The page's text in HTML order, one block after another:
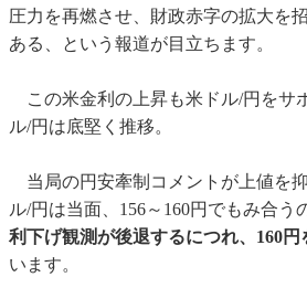
圧力を再燃させ、財政赤字の拡大を
ある、という報道が目立ちます。
この米金利の上昇も米ドル/円をサ
ル/円は底堅く推移。
当局の円安牽制コメントが上値を
ル/円は当面、156～160円でもみ合う
利下げ観測が後退するにつれ、160円
います。